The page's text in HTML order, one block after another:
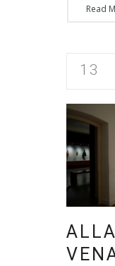
Read
13